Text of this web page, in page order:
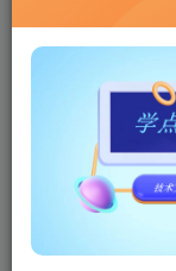
联网教程： 内附教
单机教程： 内附教程
不懂的话联系客服
此模板是基
问题，现在加到
更实用。修复无